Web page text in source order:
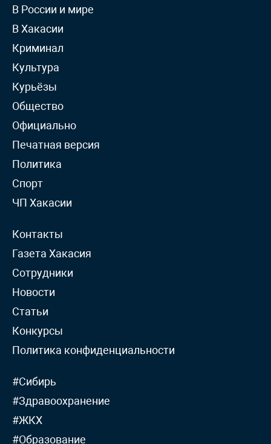
В России и мире
В Хакасии
Криминал
Культура
Курьёзы
Общество
Официально
Печатная версия
Политика
Спорт
ЧП Хакасии
Контакты
Газета Хакасия
Сотрудники
Новости
Статьи
Конкурсы
Политика конфиденциальности
#Сибирь
#Здравоохранение
#ЖКХ
#Образование